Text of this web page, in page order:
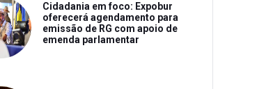
Cidadania em foco: Expobur
oferecerá agendamento para
emissão de RG com apoio de
emenda parlamentar